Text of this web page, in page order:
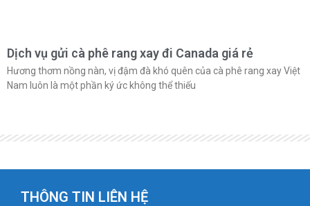
Dịch vụ gửi cà phê rang xay đi Canada giá rẻ
Hương thơm nồng nàn, vị đậm đà khó quên của cà phê rang xay Việt
Nam luôn là một phần ký ức không thể thiếu
THÔNG TIN LIÊN HỆ